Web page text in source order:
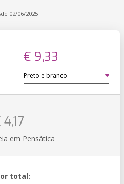
02/06/2025
€ 9,33
em Pensática
total: